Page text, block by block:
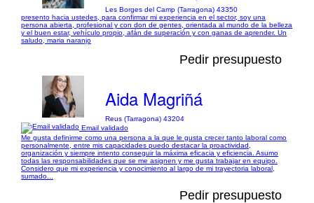
Les Borges del Camp (Tarragona) 43350
presento hacia ustedes, para confirmar mi experiencia en el sector, soy una
persona abierta, profesional y con don de gentes, orientada al mundo de la belleza
y el buen estar, vehículo propio, afán de superación y con ganas de aprender. Un
saludo, maria naranjo
Pedir presupuesto
Aida Magriñá
Reus (Tarragona) 43204
Email validado
Me gusta definirme como una persona a la que le gusta crecer tanto laboral como
personalmente, entre mis capacidades puedo destacar la proactividad,
organización y siempre intento conseguir la máxima eficacia y eficiencia. Asumo
todas las responsabilidades que se me asignen y me gusta trabajar en equipo.
Considero que mi experiencia y conocimiento al largo de mi trayectoria laboral,
sumado...
Pedir presupuesto